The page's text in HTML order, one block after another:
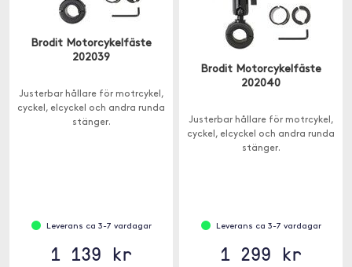
Brodit Motorcykelfäste
202039
Justerbar hållare för motrcykel,
cyckel, elcyckel och andra runda
stänger.
Leverans ca 3-7 vardagar
1 139 kr
Brodit Motorcykelfäste
202040
Justerbar hållare för motrcykel,
cyckel, elcyckel och andra runda
stänger.
Leverans ca 3-7 vardagar
1 299 kr